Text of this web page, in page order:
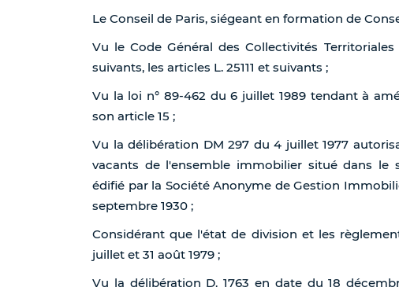
Le Conseil de Paris, siégeant en formation de
Vu le Code Général des Collectivités
suivants, les articles L. 25111 et suivants ;
Vu la loi n° 89-462 du 6 juillet 1989 tendant à
son article 15 ;
Vu la délibération DM 297 du 4 juillet 1977
vacants de l'ensemble immobilier situé dans le
édifié par la Société Anonyme de Gestion
septembre 1930 ;
Considérant que l'état de division et les
juillet et 31 août 1979 ;
Vu la délibération D. 1763 en date du 18